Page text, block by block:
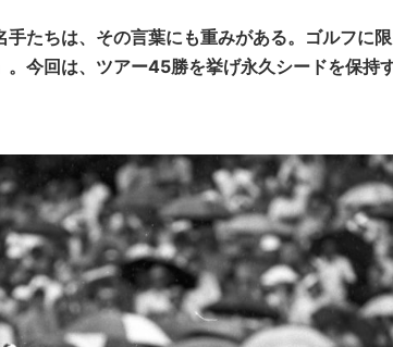
手たちは、その言葉にも重みがある。ゴルフに
。今回は、ツアー45勝を挙げ永久シードを保持